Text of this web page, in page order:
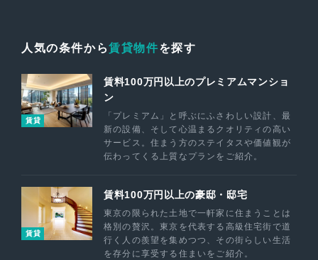
人気の条件から賃貸物件を探す
賃貸
賃料100万円以上のプレミアムマンショ
ン
「プレミアム」と呼ぶにふさわしい設計、最
新の設備、そして心温まるクオリティの高い
サービス。住まう方のステイタスや価値観が
伝わってくる上質なプランをご紹介。
賃貸
賃料100万円以上の豪邸・邸宅
東京の限られた土地で一軒家に住まうことは
格別の贅沢。東京を代表する高級住宅街で道
行く人の羨望を集めつつ、その街らしい生活
を存分に享受する住まいをご紹介。